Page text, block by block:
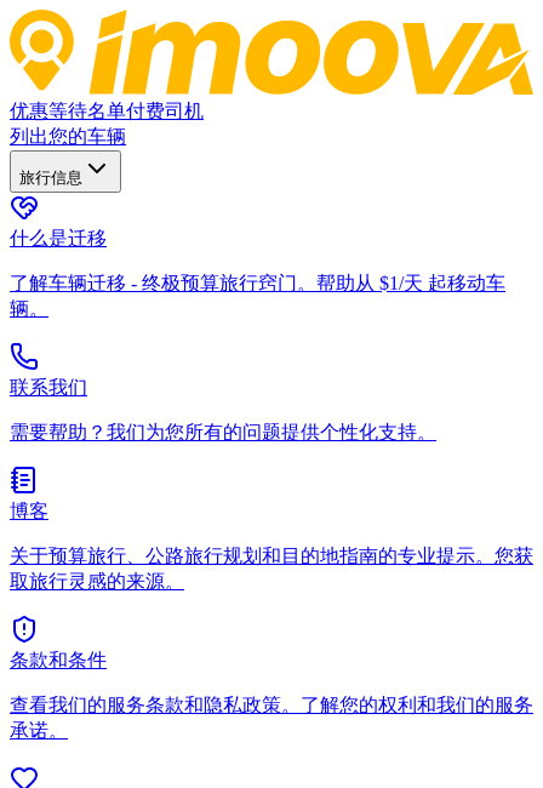
优惠等待名单付费司机
列出您的车辆
旅行信息
什么是迁移
了解车辆迁移 - 终极预算旅行窍门。帮助从 $1/天 起移动车
辆。
联系我们
需要帮助？我们为您所有的问题提供个性化支持。
博客
关于预算旅行、公路旅行规划和目的地指南的专业提示。您获
取旅行灵感的来源。
条款和条件
查看我们的服务条款和隐私政策。了解您的权利和我们的服务
承诺。